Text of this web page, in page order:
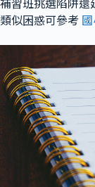
補習班挑選陷阱還
類似困惑可參考